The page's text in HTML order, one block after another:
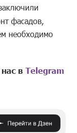
фасадов,
необходимо
нас вTelegram